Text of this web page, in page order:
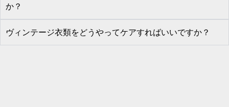
か？
ヴィンテージ衣類をどうやってケアすればいいですか？